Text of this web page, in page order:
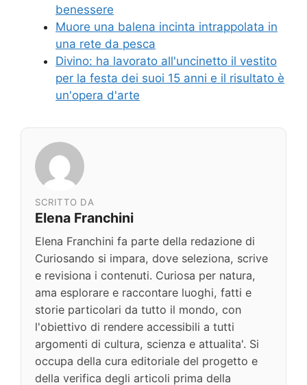
benessere
Muore una balena incinta intrappolata in
una rete da pesca
Divino: ha lavorato all'uncinetto il vestito
per la festa dei suoi 15 anni e il risultato è
un'opera d'arte
SCRITTO DA
Elena Franchini
Elena Franchini fa parte della redazione di
Curiosando si impara, dove seleziona, scrive
e revisiona i contenuti. Curiosa per natura,
ama esplorare e raccontare luoghi, fatti e
storie particolari da tutto il mondo, con
l'obiettivo di rendere accessibili a tutti
argomenti di cultura, scienza e attualita'. Si
occupa della cura editoriale del progetto e
della verifica degli articoli prima della